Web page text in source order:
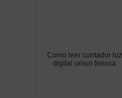
Como leer contador luz
digital union fenosa